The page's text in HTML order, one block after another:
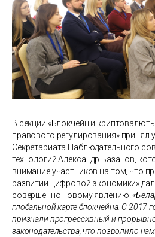
В секции «Блокчейн и
правового регулирования» принял
Секретариата Наблюдательного
технологий Александр Базанов,
внимание участников на том, что
развитии цифровой экономики»
совершенно новому явлению.
глобальной карте блокчейна. С 2017
признали прогрессивный и
законодательства, что позволило